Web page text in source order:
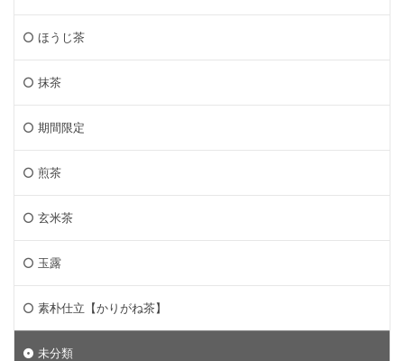
ほうじ茶
抹茶
期間限定
煎茶
玄米茶
玉露
素朴仕立【かりがね茶】
未分類